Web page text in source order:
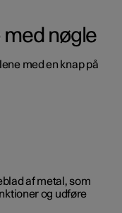
med nøgle
med en knap på
af metal, som
og udføre